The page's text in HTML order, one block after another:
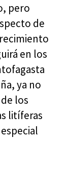
pero
de
en los
ya no
los
litíferas